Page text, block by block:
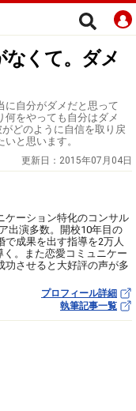
なくて。ダメ
に自分がダメだと思って
何をやっても自分はダメ
どのように自信を取り戻
と思います。
更新日： 2015年07月04日
ケーション特化のコンサル
出演多数。開校10年目の
成果を出す指導を2万人
く。また恋愛コミュニケー
功させると大好評の声が多
プロフィール詳細
執筆記事一覧